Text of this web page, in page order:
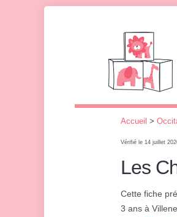
Accueil >
Vérifié le 14 juillet
Les
Cette fiche
3 ans à